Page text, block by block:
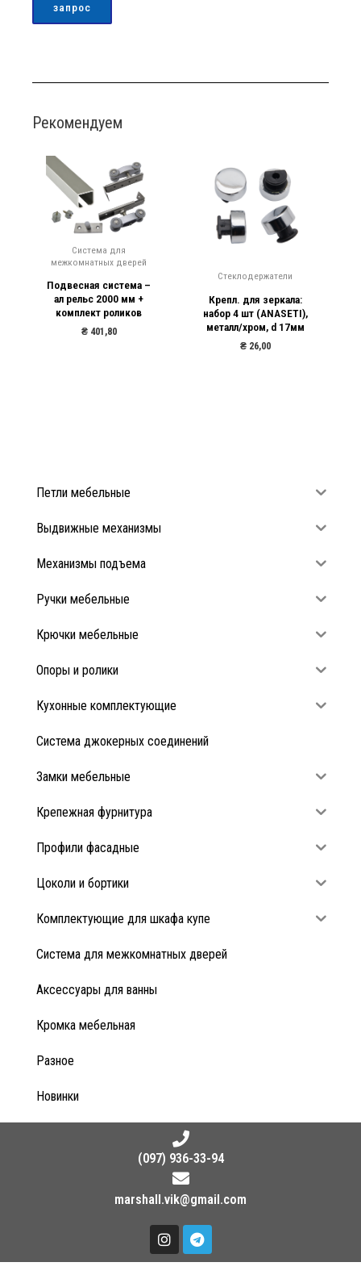
Петли мебельные
Выдвижные механизмы
Механизмы подъема
Ручки мебельные
Крючки мебельные
Опоры и ролики
Кухонные комплектующие
Система джокерных соединений
Замки мебельные
Крепежная фурнитура
Профили фасадные
Цоколи и бортики
Комплектующие для шкафа купе
Система для межкомнатных дверей
Аксессуары для ванны
Кромка мебельная
Разное
Новинки
запрос
Рекомендуем
Система для
межкомнатных дверей
Подвесная система –
ал рельс 2000 мм +
комплект роликов
₴401,80
Стеклодержатели
Крепл. для зеркала:
набор 4 шт (ANASETI),
металл/хром, d 17мм
₴26,00
(097) 936-33-94
marshall.vik@gmail.com